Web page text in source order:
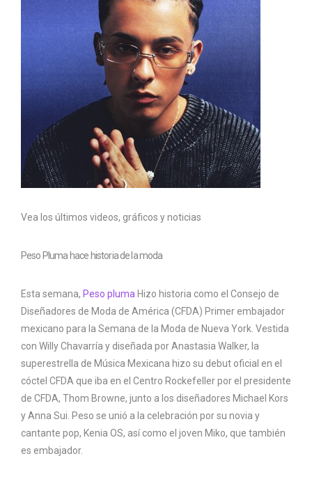
Vea los últimos videos, gráficos y noticias
Peso Pluma hace historia de la moda
Esta semana, Peso pluma Hizo historia como el Consejo de
Diseñadores de Moda de América (CFDA) Primer embajador
mexicano para la Semana de la Moda de Nueva York. Vestida
con Willy Chavarría y diseñada por Anastasia Walker, la
superestrella de Música Mexicana hizo su debut oficial en el
cóctel CFDA que iba en el Centro Rockefeller por el presidente
de CFDA, Thom Browne, junto a los diseñadores Michael Kors
y Anna Sui. Peso se unió a la celebración por su novia y
cantante pop, Kenia OS, así como el joven Miko, que también
es embajador.